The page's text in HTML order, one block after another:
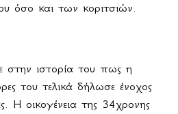
όσο και των κοριτσιών.
στην ιστορία του πως η
του τελικά δήλωσε ένοχος
Η οικογένεια της 34χρονης